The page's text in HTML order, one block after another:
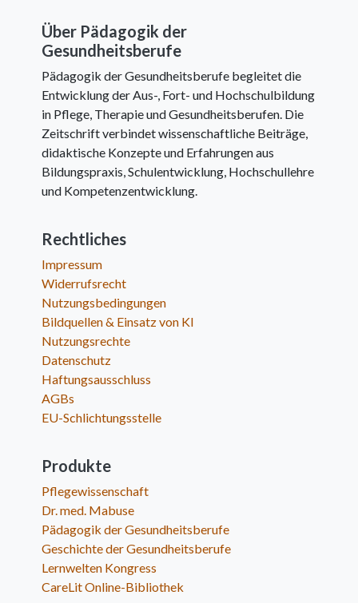
Über Pädagogik der
Gesundheitsberufe
Pädagogik der Gesundheitsberufe begleitet die
Entwicklung der Aus-, Fort- und Hochschulbildung
in Pflege, Therapie und Gesundheitsberufen. Die
Zeitschrift verbindet wissenschaftliche Beiträge,
didaktische Konzepte und Erfahrungen aus
Bildungspraxis, Schulentwicklung, Hochschullehre
und Kompetenzentwicklung.
Rechtliches
Impressum
Widerrufsrecht
Nutzungsbedingungen
Bildquellen & Einsatz von KI
Nutzungsrechte
Datenschutz
Haftungsausschluss
AGBs
EU-Schlichtungsstelle
Produkte
Pflegewissenschaft
Dr. med. Mabuse
Pädagogik der Gesundheitsberufe
Geschichte der Gesundheitsberufe
Lernwelten Kongress
CareLit Online-Bibliothek